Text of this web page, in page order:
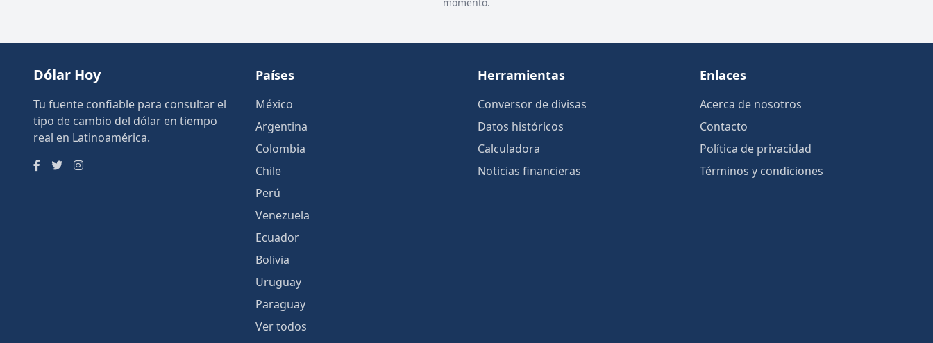
Dólar Hoy
Tu fuente confiable para consultar el
tipo de cambio del dólar en tiempo
real en Latinoamérica.
Países
México
Argentina
Colombia
Chile
Perú
Venezuela
Ecuador
Bolivia
Uruguay
Paraguay
Ver todos
Herramientas
Conversor de divisas
Datos históricos
Calculadora
Noticias financieras
Enlaces
Acerca de nosotros
Contacto
Política de privacidad
Términos y condiciones